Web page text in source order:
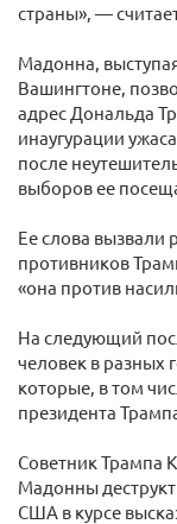
страны», —
Мадонна,
Вашингтоне,
адрес Дональда
инаугурации
после
выборов ее
Ее слова вызвали
противников
«она против
На следующий
человек в разных
которые, в том
президента
Советник Трампа
Мадонны
США в курсе